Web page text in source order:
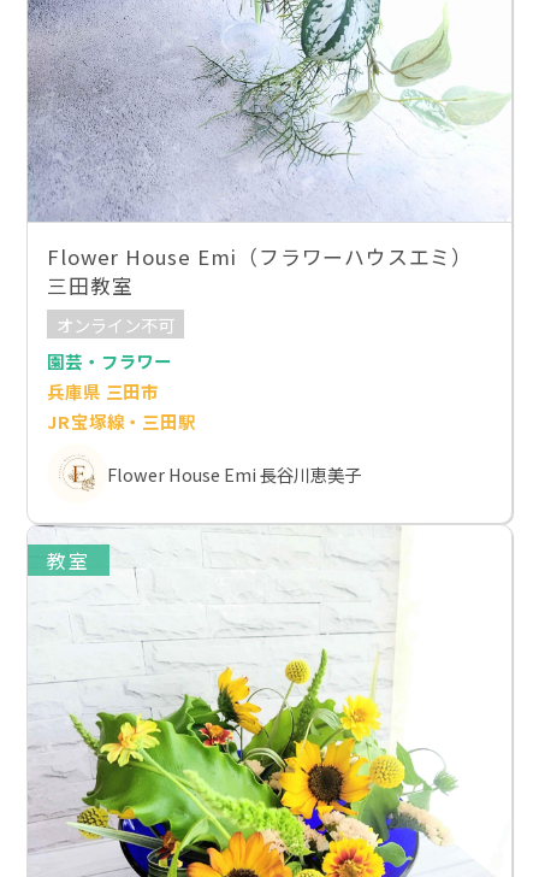
Flower House Emi（フラワーハウスエミ）
三田教室
オンライン不可
園芸・フラワー
兵庫県 三田市
JR宝塚線・三田駅
Flower House Emi 長谷川恵美子
教室